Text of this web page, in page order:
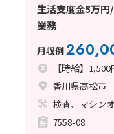
生活支度金5万
業務
月収例
【時給】
香川県高松市
検査、マシン
7558-08